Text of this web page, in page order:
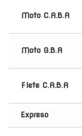
Moto C.A.B.A
Moto G.B.A
Flete C.A.B.A
Expreso